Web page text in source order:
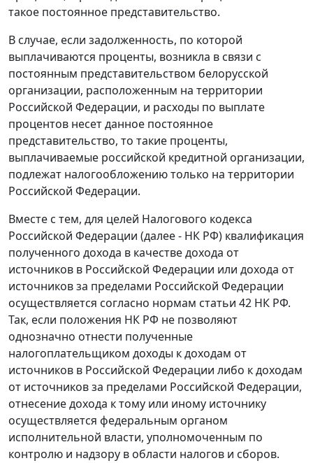
такое постоянное представительство.
В случае, если задолженность, по которой
выплачиваются проценты, возникла в связи с
постоянным представительством белорусской
организации, расположенным на территории
Российской Федерации, и расходы по выплате
процентов несет данное постоянное
представительство, то такие проценты,
выплачиваемые российской кредитной организации,
подлежат налогообложению только на территории
Российской Федерации.
Вместе с тем, для целей Налогового кодекса
Российской Федерации (далее - НК РФ) квалификация
полученного дохода в качестве дохода от
источников в Российской Федерации или дохода от
источников за пределами Российской Федерации
осуществляется согласно нормам статьи 42 НК РФ.
Так, если положения НК РФ не позволяют
однозначно отнести полученные
налогоплательщиком доходы к доходам от
источников в Российской Федерации либо к доходам
от источников за пределами Российской Федерации,
отнесение дохода к тому или иному источнику
осуществляется федеральным органом
исполнительной власти, уполномоченным по
контролю и надзору в области налогов и сборов.